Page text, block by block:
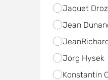
Jaquet Droz
Jean
Jorg Hysek
Konstantin